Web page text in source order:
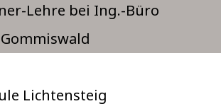
Lehre bei Ing.-Büro
Lichtensteig